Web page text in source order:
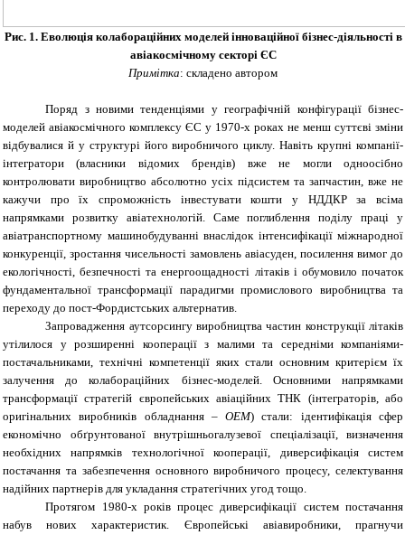
Рис. 1. Еволюція колабораційних моделей інноваційної бізнес-діяльності в
авіакосмічному секторі ЄС
Примітка: складено автором
Поряд з новими тенденціями у географічній конфігурації бізнес-
моделей авіакосмічного комплексу ЄС у 1970-х роках не менш суттєві зміни
відбувалися й у структурі його виробничого циклу. Навіть крупні компанії-
інтегратори (власники відомих брендів) вже не могли одноосібно
контролювати виробництво абсолютно усіх підсистем та запчастин, вже не
кажучи про їх спроможність інвестувати кошти у НДДКР за всіма
напрямками розвитку авіатехнологій. Саме поглиблення поділу праці у
авіатранспортному машинобудуванні внаслідок інтенсифікації міжнародної
конкуренції, зростання чисельності замовлень авіасуден, посилення вимог до
екологічності, безпечності та енергоощадності літаків і обумовило початок
фундаментальної трансформації парадигми промислового виробництва та
переходу до пост-Фордистських альтернатив.
Запровадження аутсорсингу виробництва частин конструкції літаків
утілилося у розширенні кооперації з малими та середніми компаніями-
постачальниками, технічні компетенції яких стали основним критерієм їх
залучення до колабораційних бізнес-моделей. Основними напрямками
трансформації стратегій європейських авіаційних ТНК (інтеграторів, або
оригінальних виробників обладнання –OEM) стали: ідентифікація сфер
економічно обґрунтованої внутрішньогалузевої спеціалізації, визначення
необхідних напрямків технологічної кооперації, диверсифікація систем
постачання та забезпечення основного виробничого процесу, селектування
надійних партнерів для укладання стратегічних угод тощо.
Протягом 1980-х років процес диверсифікації систем постачання
набув нових характеристик. Європейські авіавиробники, прагнучи